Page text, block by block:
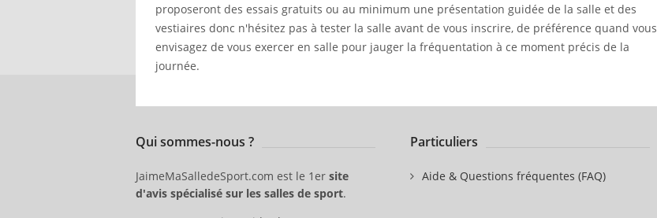
proposeront des essais gratuits ou au minimum une présentation guidée de la salle et des
vestiaires donc n'hésitez pas à tester la salle avant de vous inscrire, de préférence quand vous
envisagez de vous exercer en salle pour jauger la fréquentation à ce moment précis de la
journée.
Qui sommes-nous ?
JaimeMaSalledeSport.com est le 1er site
d'avis spécialisé sur les salles de sport.
Particuliers
Aide & Questions fréquentes (FAQ)